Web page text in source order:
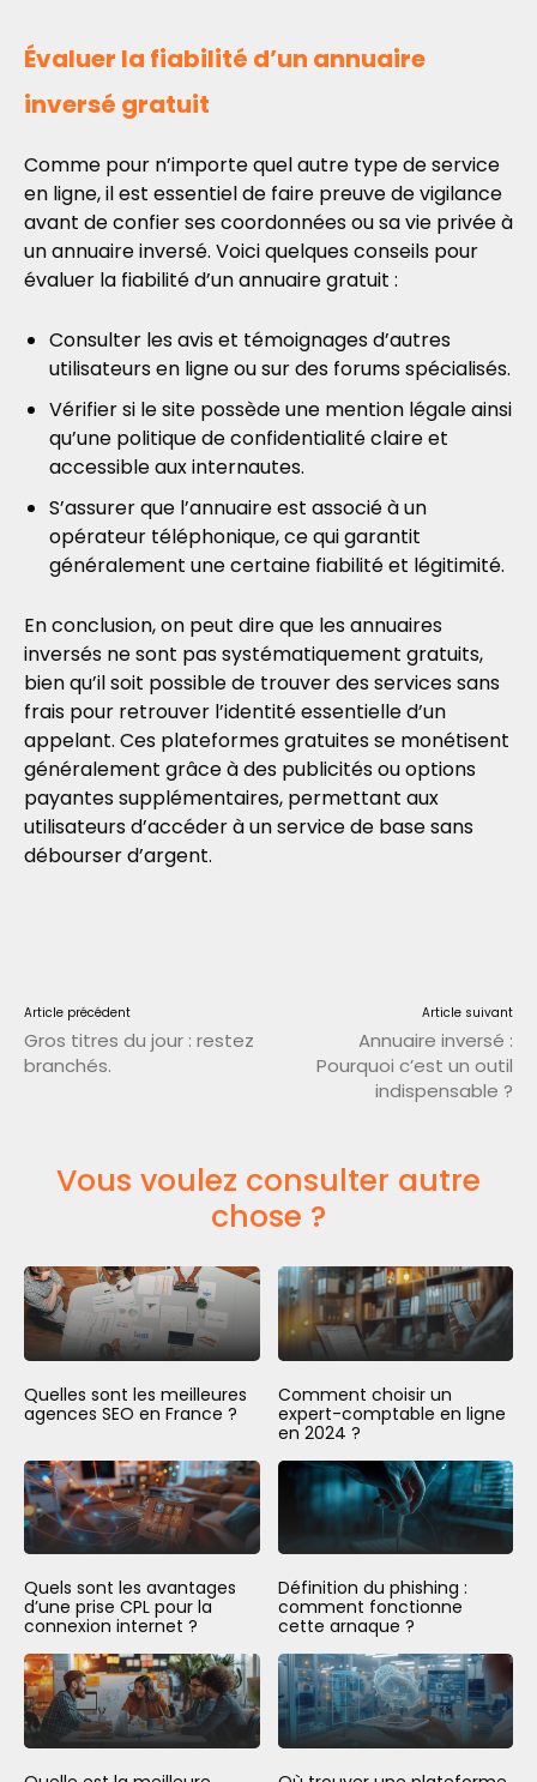
Évaluer la fiabilité d’un annuaire
inversé gratuit
Comme pour n’importe quel autre type de service
en ligne, il est essentiel de faire preuve de vigilance
avant de confier ses coordonnées ou sa vie privée à
un annuaire inversé. Voici quelques conseils pour
évaluer la fiabilité d’un annuaire gratuit :
Consulter les avis et témoignages d’autres
utilisateurs en ligne ou sur des forums spécialisés.
Vérifier si le site possède une mention légale ainsi
qu’une politique de confidentialité claire et
accessible aux internautes.
S’assurer que l’annuaire est associé à un
opérateur téléphonique, ce qui garantit
généralement une certaine fiabilité et légitimité.
En conclusion, on peut dire que les annuaires
inversés ne sont pas systématiquement gratuits,
bien qu’il soit possible de trouver des services sans
frais pour retrouver l’identité essentielle d’un
appelant. Ces plateformes gratuites se monétisent
généralement grâce à des publicités ou options
payantes supplémentaires, permettant aux
utilisateurs d’accéder à un service de base sans
débourser d’argent.
Article précédent
Gros titres du jour : restez
branchés.
Article suivant
Annuaire inversé :
Pourquoi c’est un outil
indispensable ?
Vous voulez consulter autre
chose ?
Quelles sont les meilleures
agences SEO en France ?
Comment choisir un
expert-comptable en ligne
en 2024 ?
Quels sont les avantages
d’une prise CPL pour la
connexion internet ?
Définition du phishing :
comment fonctionne
cette arnaque ?